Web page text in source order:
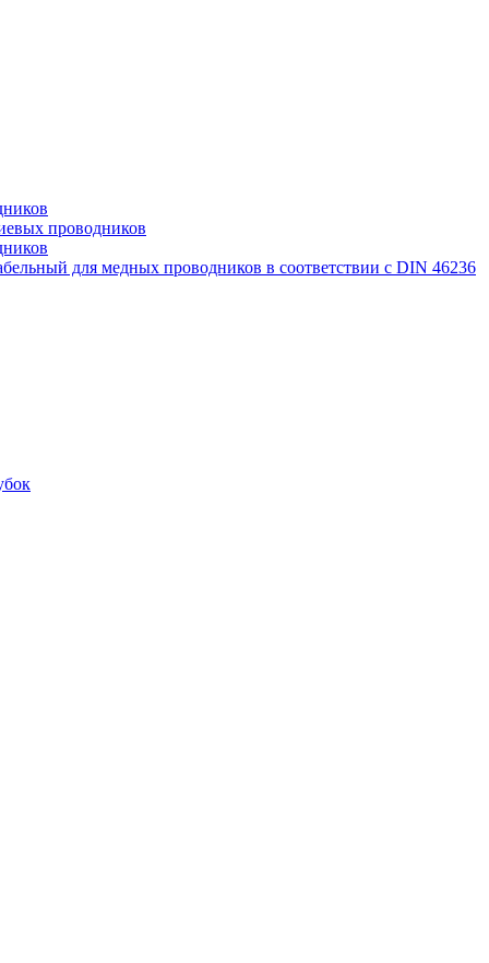
проводников
для медных проводников в соответствии с DIN 46236